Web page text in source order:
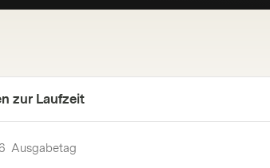
zur Laufzeit
Ausgabetag